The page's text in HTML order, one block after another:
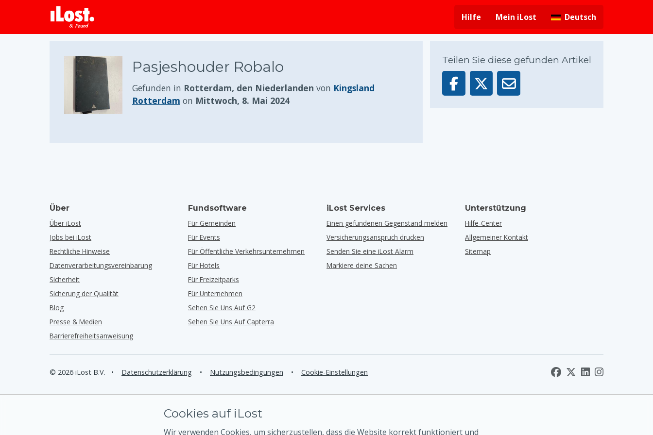
Hilfe
Mein iLost Deutsch
Pasjeshouder Robalo
Gefunden in Rotterdam, den Niederlanden von Kingsland
Rotterdam on Mittwoch, 8. Mai 2024
Teilen Sie diese gefunden Artikel
Über
Über iLost
Jobs bei iLost
Rechtliche Hinweise
Datenverarbeitungsvereinbarung
Sicherheit
Sicherung der Qualität
Blog
Presse & Medien
Barrierefreiheitsanweisung
Fundsoftware
Für Gemeinden
Für Events
Für Öffentliche Verkehrsunternehmen
Für Hotels
Für Freizeitparks
Für Unternehmen
Sehen Sie Uns Auf G2
Sehen Sie Uns Auf Capterra
iLost Services
Einen gefundenen Gegenstand melden
Versicherungsanspruch drucken
Senden Sie eine iLost Alarm
Markiere deine Sachen
Unterstützung
Hilfe-Center
Allgemeiner Kontakt
Sitemap
© 2026 iLost B.V. • Datenschutzerklärung • Nutzungsbedingungen • Cookie-Einstellungen
Cookies auf iLost
Wir verwenden Cookies, um sicherzustellen, dass die Website korrekt funktioniert und